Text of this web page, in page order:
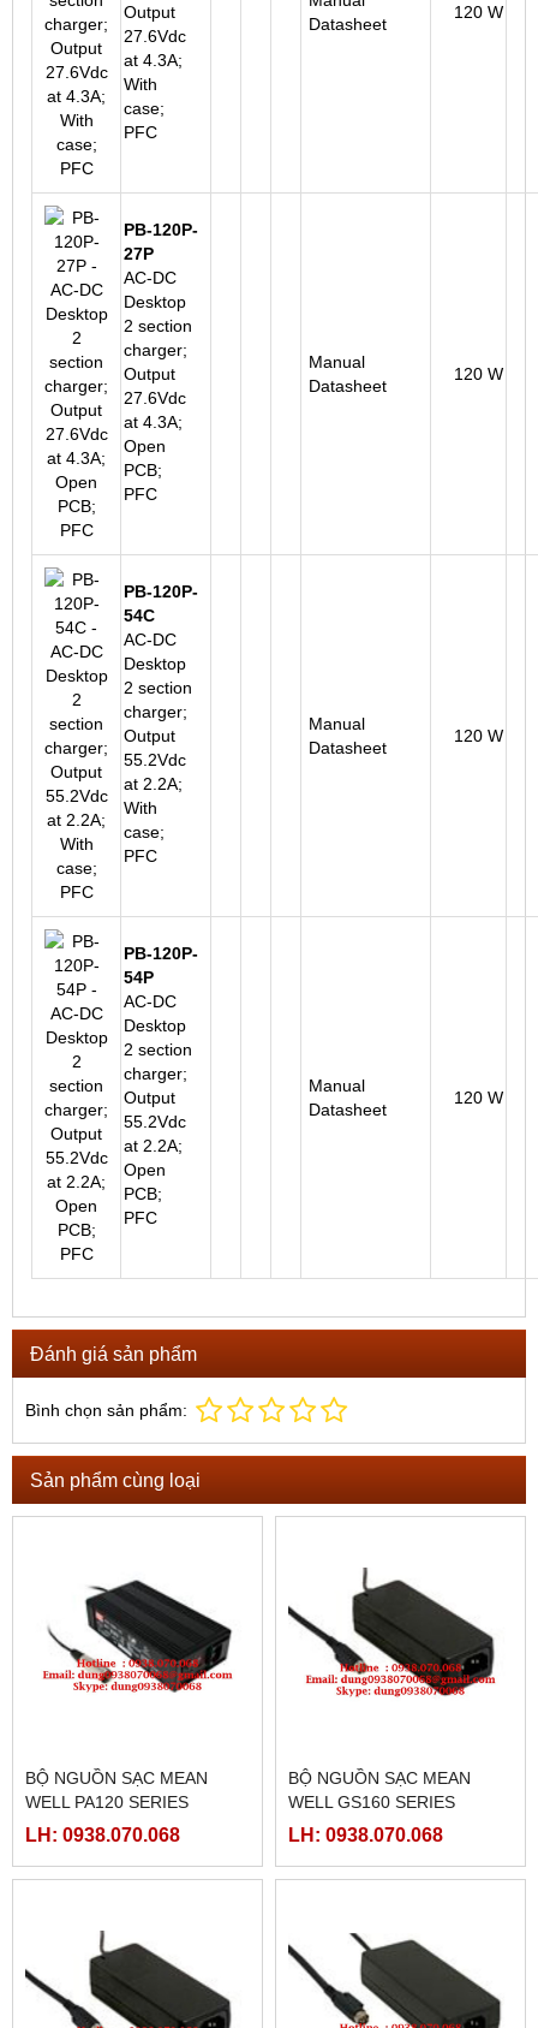
Output
27.6Vdc
at 4.3A;
With
case;
PFC
Datasheet
120 W
PB-120P-
27P
AC-DC
Desktop
2 section
charger;
Output
27.6Vdc
at 4.3A;
Open
PCB;
PFC
Manual
Datasheet
120 W
PB-120P-
54C
AC-DC
Desktop
2 section
charger;
Output
55.2Vdc
at 2.2A;
With
case;
PFC
Manual
Datasheet
120 W
PB-120P-
54P
AC-DC
Desktop
2 section
charger;
Output
55.2Vdc
at 2.2A;
Open
PCB;
PFC
Manual
Datasheet
120 W
Đánh giá sản phẩm
Bình chọn sản phẩm:
Sản phẩm cùng loại
BỘ NGUỒN SẠC MEAN
WELL PA120 SERIES
LH: 0938.070.068
BỘ NGUỒN SẠC MEAN
WELL GS160 SERIES
LH: 0938.070.068